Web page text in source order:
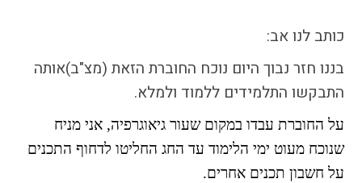
תכנית הלימודים
במקצוע תרבות
יהודית-ישראלית –
הדתה בצה"ל
התמודדות עם הדתה
מהי הדתה? ומהי
חילוניות?
כותב לנו אב:
בננו חזר נבוך היום נוכח החוברת הזאת (מצ"ב)אותה
התבקשו התלמידים ללמוד ולמלא.
על החוברת עבדו במקום שעור גיאוגרפיה, אני מניח
שנוכח מעוט ימי הלימוד עד החג החליטו לדחוף התכנים
על חשבון תכנים אחרים.